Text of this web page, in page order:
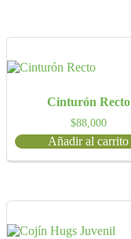
Cinturón Recto
$88,000
Añadir al carrito